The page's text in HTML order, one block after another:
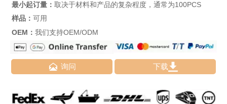
最小起订量： 取决于材料和产品的复杂程度，通常为100PCS
样品： 可用
OEM： 我们支持OEM/ODM
 询问 下载